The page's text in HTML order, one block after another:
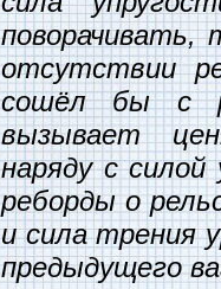
поворачивать,
отсутствии
сошёл бы с
вызывает
наряду с
реборды о
и сила трения
предыдущего